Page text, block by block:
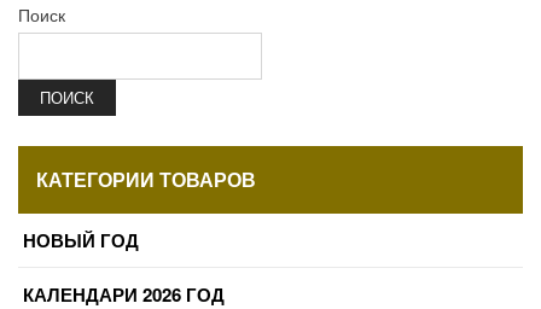
Поиск
ПОИСК
КАТЕГОРИИ ТОВАРОВ
НОВЫЙ ГОД
КАЛЕНДАРИ 2026 ГОД